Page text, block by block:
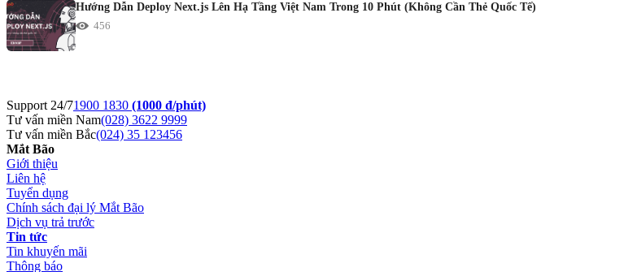
Hướng Dẫn Deploy Next.js Lên Hạ Tầng Việt Nam Trong 10 Phút (Không Cần Thẻ Quốc Tế)
456
Support 24/71900 1830 (1000 đ/phút)
Tư vấn miền Nam(028) 3622 9999
Tư vấn miền Bắc(024) 35 123456
Mắt Bão
Giới thiệu
Liên hệ
Tuyển dụng
Chính sách đại lý Mắt Bão
Dịch vụ trả trước
Tin tức
Tin khuyến mãi
Thông báo